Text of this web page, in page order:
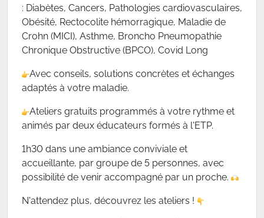
: Diabètes, Cancers, Pathologies cardiovasculaires,
Obésité, Rectocolite hémorragique, Maladie de
Crohn (MICI), Asthme, Broncho Pneumopathie
Chronique Obstructive (BPCO), Covid Long
Avec conseils, solutions concrètes et échanges
adaptés à votre maladie.
Ateliers gratuits programmés à votre rythme et
animés par deux éducateurs formés à l'ETP.
1h30 dans une ambiance conviviale et
accueillante, par groupe de 5 personnes, avec
possibilité de venir accompagné par un proche.
N'attendez plus, découvrez les ateliers !